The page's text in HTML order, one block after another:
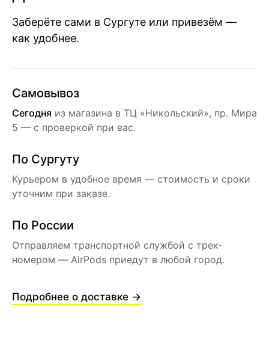
Заберёте сами в Сургуте или привезём —
как удобнее.
Самовывоз
Сегодня из магазина в ТЦ «Никольский», пр. Мира
5 — с проверкой при вас.
По Сургуту
Курьером в удобное время — стоимость и сроки
уточним при заказе.
По России
Отправляем транспортной службой с трек-
номером — AirPods приедут в любой город.
Подробнее о доставке →